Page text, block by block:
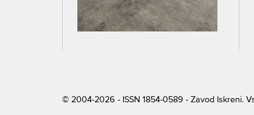
© 2004-2026 - ISSN 1854-0589 - Zavod Iskreni.